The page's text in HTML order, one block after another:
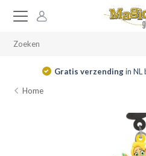
Gratis verzendingin NL
Home